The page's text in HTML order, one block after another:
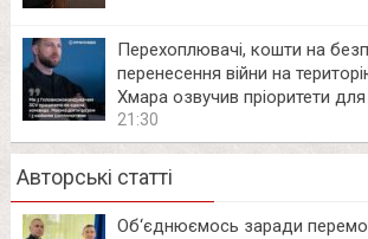
Перехоплювачі, кошти на
перенесення війни на
Хмара озвучив пріоритети
21:30
Авторські статті
Об‘єднюємось заради